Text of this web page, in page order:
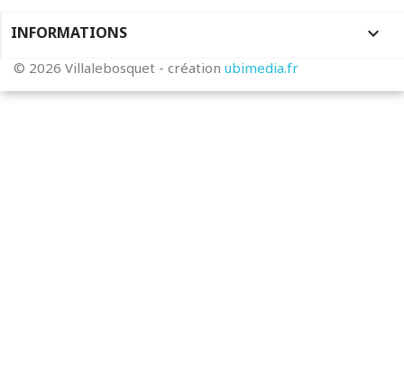
INFORMATIONS keyboard_arrow_down
© 2026 Villalebosquet - création ubimedia.fr